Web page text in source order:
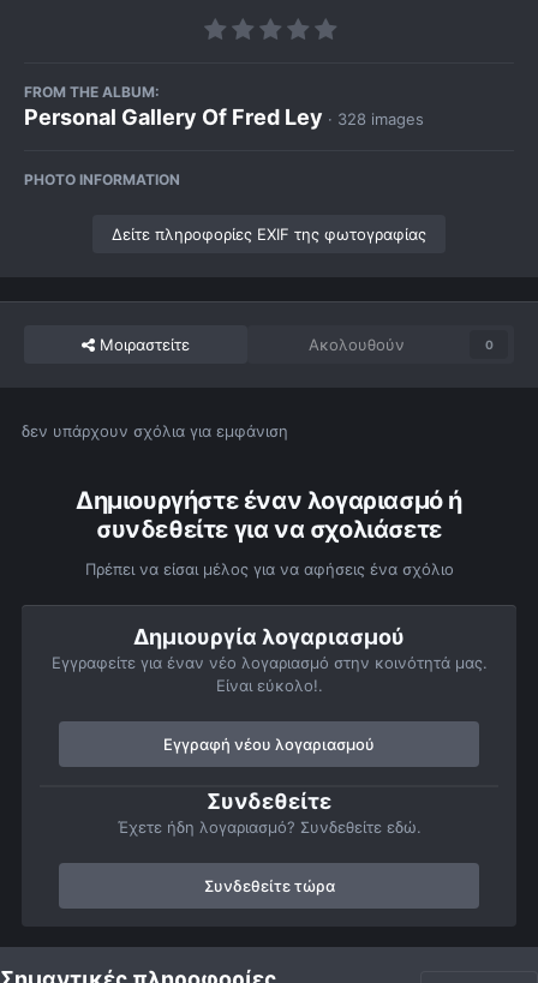
FROM THE ALBUM:
Personal Gallery Of Fred Ley · 328 images
PHOTO INFORMATION
Δείτε πληροφορίες EXIF της φωτογραφίας
Μοιραστείτε Ακολουθούν 0
δεν υπάρχουν σχόλια για εμφάνιση
Δημιουργήστε έναν λογαριασμό ή
συνδεθείτε για να σχολιάσετε
Πρέπει να είσαι μέλος για να αφήσεις ένα σχόλιο
Δημιουργία λογαριασμού
Εγγραφείτε για έναν νέο λογαριασμό στην κοινότητά μας.
Είναι εύκολο!.
Εγγραφή νέου λογαριασμού
Συνδεθείτε
Έχετε ήδη λογαριασμό? Συνδεθείτε εδώ.
Συνδεθείτε τώρα
Αρχή Αστροφωτογραφίες Member Albums